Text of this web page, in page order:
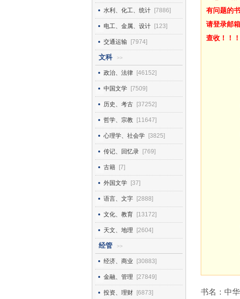
水利、化工、统计 [7886]
电工、金属、设计 [123]
交通运输 [7974]
文科 >>
政治、法律 [46152]
中国文学 [7509]
历史、考古 [37252]
哲学、宗教 [11647]
心理学、社会学 [3825]
传记、回忆录 [769]
古籍 [7]
外国文学 [37]
语言、文字 [2888]
文化、教育 [13172]
天文、地理 [2604]
经管 >>
经济、商业 [30883]
金融、管理 [27849]
投资、理财 [6873]
有问题的书
请登录邮箱
查收！！！
书名：中